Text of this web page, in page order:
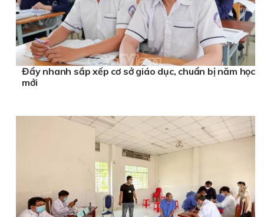
Đẩy nhanh sắp xếp cơ sở giáo dục, chuẩn bị năm học
mới